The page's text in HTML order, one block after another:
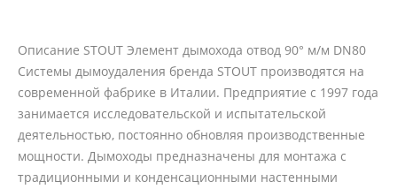
Описание STOUT Элемент дымохода отвод 90° м/м DN80
Системы дымоудаления бренда STOUT производятся на
современной фабрике в Италии. Предприятие с 1997 года
занимается исследовательской и испытательской
деятельностью, постоянно обновляя производственные
мощности. Дымоходы предназначены для монтажа с
традиционными и конденсационными настенными